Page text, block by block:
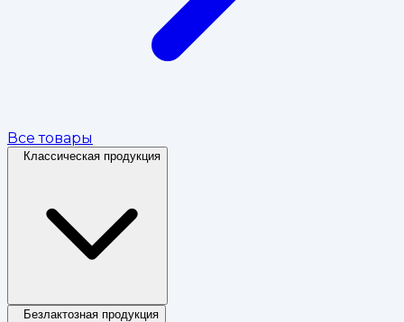
Все товары
Классическая продукция
Безлактозная продукция